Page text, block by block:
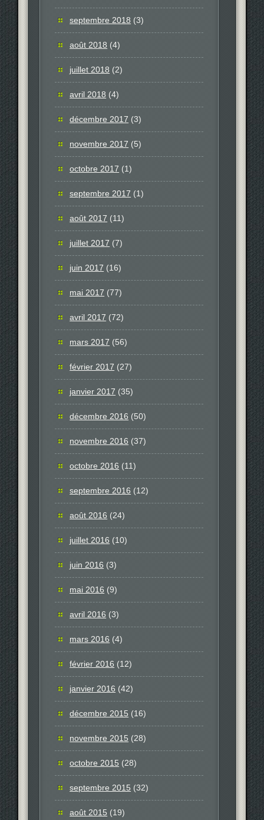
septembre 2018 (3)
août 2018 (4)
juillet 2018 (2)
avril 2018 (4)
décembre 2017 (3)
novembre 2017 (5)
octobre 2017 (1)
septembre 2017 (1)
août 2017 (11)
juillet 2017 (7)
juin 2017 (16)
mai 2017 (77)
avril 2017 (72)
mars 2017 (56)
février 2017 (27)
janvier 2017 (35)
décembre 2016 (50)
novembre 2016 (37)
octobre 2016 (11)
septembre 2016 (12)
août 2016 (24)
juillet 2016 (10)
juin 2016 (3)
mai 2016 (9)
avril 2016 (3)
mars 2016 (4)
février 2016 (12)
janvier 2016 (42)
décembre 2015 (16)
novembre 2015 (28)
octobre 2015 (28)
septembre 2015 (32)
août 2015 (19)